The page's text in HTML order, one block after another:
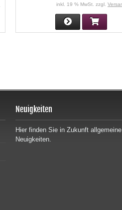
inkl. 19 % MwSt. zzgl.
Neuigkeiten
Hier finden Sie in Zukunft allgemeine
Neuigkeiten.